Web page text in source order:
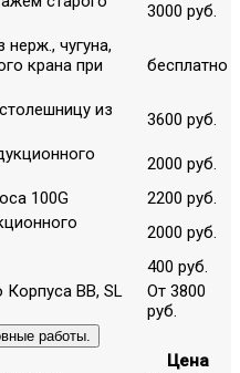
3000 руб.
чугуна,
крана при
бесплатно
из
3600 руб.
2000 руб.
100G
2200 руб.
2000 руб.
400 руб.
Корпуса ВВ, SL
От 3800
руб.
работы.
Цена